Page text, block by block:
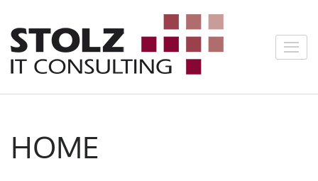
Inhalt
springen
(Enter
Stolz IT
HOME